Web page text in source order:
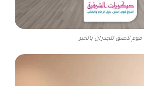
فوم لاصق للجدران بالخبر